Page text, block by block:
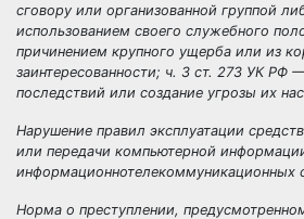
сговору или организованной группой
использованием своего служебного
причинением крупного ущерба или из
заинтересованности; ч. 3 ст. 273 УК РФ
последствий или создание угрозы их
Нарушение правил эксплуатации
или передачи компьютерной
информационнотелекоммуникационных
Норма о преступлении,